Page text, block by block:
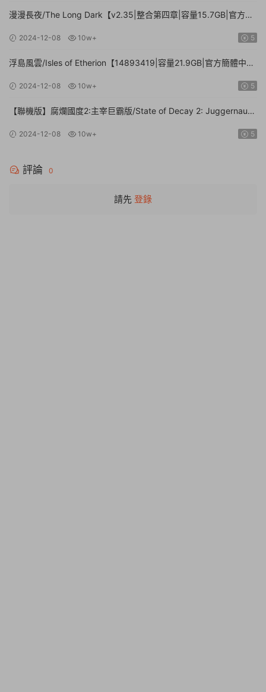
漫漫長夜/The Long Dark【v2.35|整合第四章|容量15.7GB|官方簡
2024-12-08 10w+ 5
浮島風雲/Isles of Etherion【14893419|容量21.9GB|官方簡體中
2024-12-08 10w+ 5
【聯機版】腐爛國度2:主宰巨霸版/State of Decay 2: Juggernaut
2024-12-08 10w+ 5
評論 0
請先 登錄